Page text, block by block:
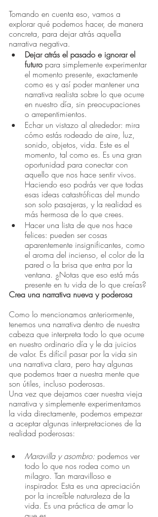
Tomando en cuenta eso, vamos a
explorar qué podemos hacer, de manera
concreta, para dejar atrás aquella
narrativa negativa.
Dejar atrás el pasado e ignorar el
futuro para simplemente experimentar
el momento presente, exactamente
como es y así poder mantener una
narrativa realista sobre lo que ocurre
en nuestro día, sin preocupaciones
o arrepentimientos.
Echar un vistazo al alrededor: mira
cómo estás rodeado de aire, luz,
sonido, objetos, vida. Este es el
momento, tal como es. Es una gran
oportunidad para conectar con
aquello que nos hace sentir vivos.
Haciendo eso podrás ver que todas
esas ideas catastróficas del mundo
son solo pasajeras, y la realidad es
más hermosa de lo que crees.
Hacer una lista de que nos hace
felices: pueden ser cosas
aparentemente insignificantes, como
el aroma del incienso, el color de la
pared o la brisa que entra por la
ventana. ¿Notas que eso está más
presente en tu vida de lo que creías?
Crea una narrativa nueva y poderosa
Como lo mencionamos anteriormente,
tenemos una narrativa dentro de nuestra
cabeza que interpreta todo lo que ocurre
en nuestro ordinario día y le da juicios
de valor. Es difícil pasar por la vida sin
una narrativa clara, pero hay algunas
que podemos traer a nuestra mente que
son útiles, incluso poderosas.
Una vez que dejamos caer nuestra vieja
narrativa y simplemente experimentamos
la vida directamente, podemos empezar
a aceptar algunas interpretaciones de la
realidad poderosas:
Maravilla y asombro: podemos ver
todo lo que nos rodea como un
milagro. Tan maravilloso e
inspirador. Esta es una apreciación
por la increíble naturaleza de la
vida. Es una práctica de amar lo